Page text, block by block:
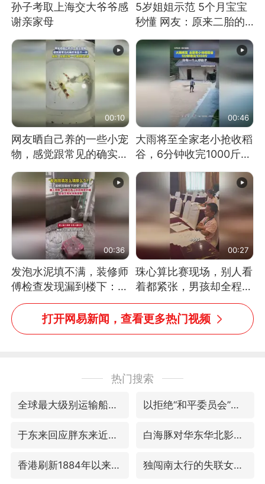
孙子考取上海交大爷爷感
谢亲家母
5岁姐姐示范 5个月宝宝
秒懂 网友：原来二胎的
00:10
网友晒自己养的一些小宠
物，感觉跟常见的确实有
00:46
大雨将至全家老小抢收稻
谷，6分钟收完1000斤，
00:36
发泡水泥填不满，装修师
傅检查发现漏到楼下：出
风口未延伸到外墙
00:27
珠心算比赛现场，别人看
着都紧张，男孩却全程气
定神闲、从容作答，最终
拿下冠军。网友：这淡定
的样子，一看就是有实
打开网易新闻，查看更多热门视频
热门搜索
全球最大级别运输船通过长江大桥 以拒绝“和平委员会”的加沙和平计划
于东来回应胖东来近25年老店年底关闭 白海豚对华东华北影响会大于巴威
香港刷新1884年以来最高气温纪录 独闯南太行的失联女生最后轨迹已确认